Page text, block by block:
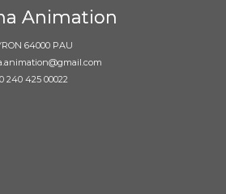
Animation
64000 PAU
240 425 00022